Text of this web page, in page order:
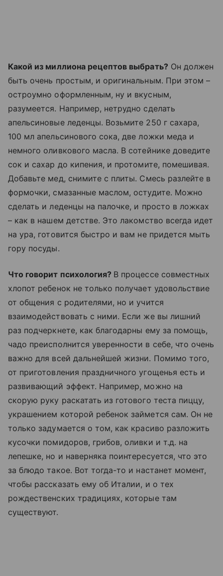
Какой из миллиона рецептов выбрать? Он должен
быть очень простым, и оригинальным. При этом –
остроумно оформленным, ну и вкусным,
разумеется. Например, нетрудно сделать
апельсиновые леденцы. Возьмите 250 г сахара,
100 мл апельсинового сока, две ложки меда и
немного оливкового масла. В сотейнике доведите
сок и сахар до кипения, и протомите, помешивая.
Добавьте мед, снимите с плиты. Смесь разлейте в
формочки, смазанные маслом, остудите. Можно
сделать и леденцы на палочке, и просто в ложках
– как в нашем детстве. Это лакомство всегда идет
на ура, готовится быстро и вам не придется мыть
гору посуды.
Что говорит психология? В процессе совместных
хлопот ребенок не только получает удовольствие
от общения с родителями, но и учится
взаимодействовать с ними. Если же вы лишний
раз подчеркнете, как благодарны ему за помощь,
чадо преисполнится уверенности в себе, что очень
важно для всей дальнейшей жизни. Помимо того,
от приготовления праздничного угощенья есть и
развивающий эффект. Например, можно на
скорую руку раскатать из готового теста пиццу,
украшением которой ребенок займется сам. Он не
только задумается о том, как красиво разложить
кусочки помидоров, грибов, оливки и т.д. на
лепешке, но и наверняка поинтересуется, что это
за блюдо такое. Вот тогда-то и настанет момент,
чтобы рассказать ему об Италии, и о тех
рождественских традициях, которые там
существуют.